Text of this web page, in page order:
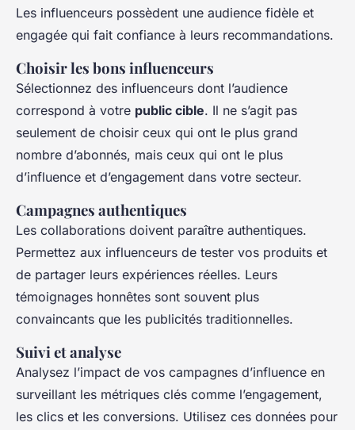
Les influenceurs possèdent une audience fidèle et
engagée qui fait confiance à leurs recommandations.
Choisir les bons influenceurs
Sélectionnez des influenceurs dont l’audience
correspond à votre public cible. Il ne s’agit pas
seulement de choisir ceux qui ont le plus grand
nombre d’abonnés, mais ceux qui ont le plus
d’influence et d’engagement dans votre secteur.
Campagnes authentiques
Les collaborations doivent paraître authentiques.
Permettez aux influenceurs de tester vos produits et
de partager leurs expériences réelles. Leurs
témoignages honnêtes sont souvent plus
convaincants que les publicités traditionnelles.
Suivi et analyse
Analysez l’impact de vos campagnes d’influence en
surveillant les métriques clés comme l’engagement,
les clics et les conversions. Utilisez ces données pour